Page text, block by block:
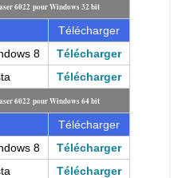
6022 pour Windows 32 bit
Télécharger
8
Télécharger
Télécharger
6022 pour Windows 64 bit
Télécharger
8
Télécharger
Télécharger